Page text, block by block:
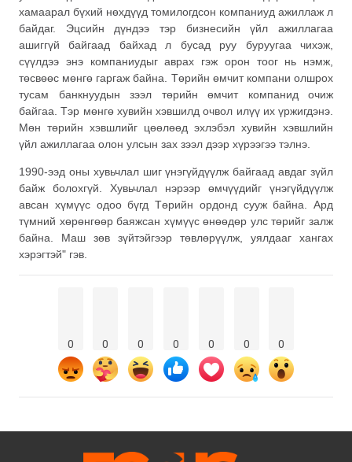
хамаарал бүхий нөхдүүд томилогдсон компаниуд ажиллаж л
байдаг. Эцсийн дүндээ тэр бизнесийн үйл ажиллагаа
ашиггүй байгаад байхад л бусад руу буруугаа чихэж,
сүүлдээ энэ компаниудыг аврах гэж орон тоог нь нэмж,
төсвөөс мөнгө гаргаж байна. Төрийн өмчит компани олшрох
тусам банкнуудын зээл төрийн өмчит компанид очиж
байгаа. Тэр мөнгө хувийн хэвшилд очвол илүү их үржигдэнэ.
Мөн төрийн хэвшлийг цөөлөөд эхлэбэл хувийн хэвшлийн
үйл ажиллагаа олон улсын зах зээл дээр хүрээгээ тэлнэ.
1990-ээд оны хувьчлал шиг үнэгүйдүүлж байгаад авдаг зүйл
байж болохгүй. Хувьчлал нэрээр өмчүүдийг үнэгүйдүүлж
авсан хүмүүс одоо бүгд Төрийн ордонд сууж байна. Ард
түмний хөрөнгөөр баяжсан хүмүүс өнөөдөр улс төрийг залж
байна. Маш зөв зүйтэйгээр төвлөрүүлж, уялдааг хангах
хэрэгтэй" гэв.
0 0 0 0 0 0 0